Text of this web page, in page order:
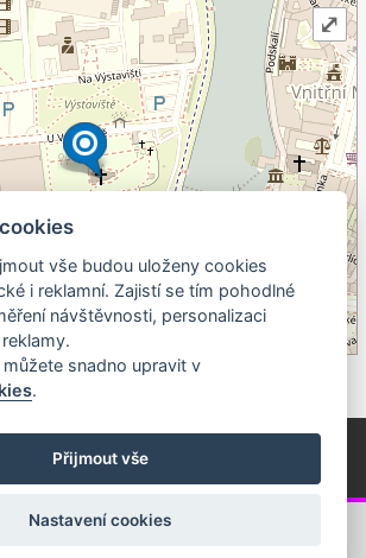
⤢
(Změna programu vyhrazena!)
(Cookies)
Realizace a správa webu:
vše budou uloženy cookies
i reklamní. Zajistí se tím pohodlné
návštěvnosti, personalizaci
můžete snadno upravit v
.
Přijmout vše
Nastavení cookies